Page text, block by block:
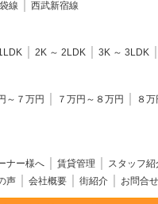
線 西武新宿線
2K ～ 2LDK 3K ～ 3LDK
～７万円 ７万円～８万円
８
ナー様へ 賃貸管理 スタッフ紹
声 会社概要 街紹介 お問合せ